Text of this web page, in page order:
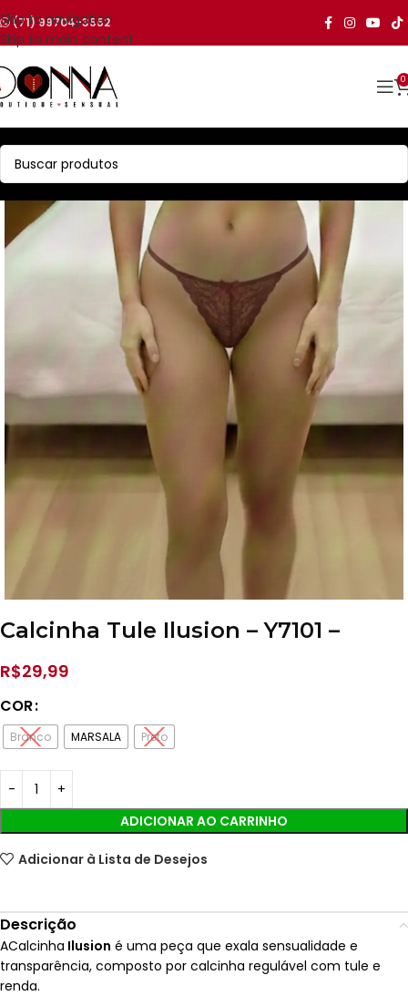
Skip to navigation
Skip to main content
(71) 99704-3552
0
Calcinha Tule Ilusion – Y7101 –
R$29,99
COR
Branco MARSALA Preto
ADICIONAR AO CARRINHO
Adicionar à Lista de Desejos
Descrição
ACalcinha Ilusion é uma peça que exala sensualidade e
transparência, composto por calcinha regulável com tule e
renda.